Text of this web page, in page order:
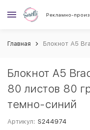
Рекламно-
Главная Блокнот А5
Блокнот А5
80 листов 80
темно-синий
Артикул: S244974